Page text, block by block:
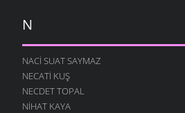
N
NACI SUAT SAYMAZ
NECATI KUŞ
NECDET TOPAL
NIHAT KAYA